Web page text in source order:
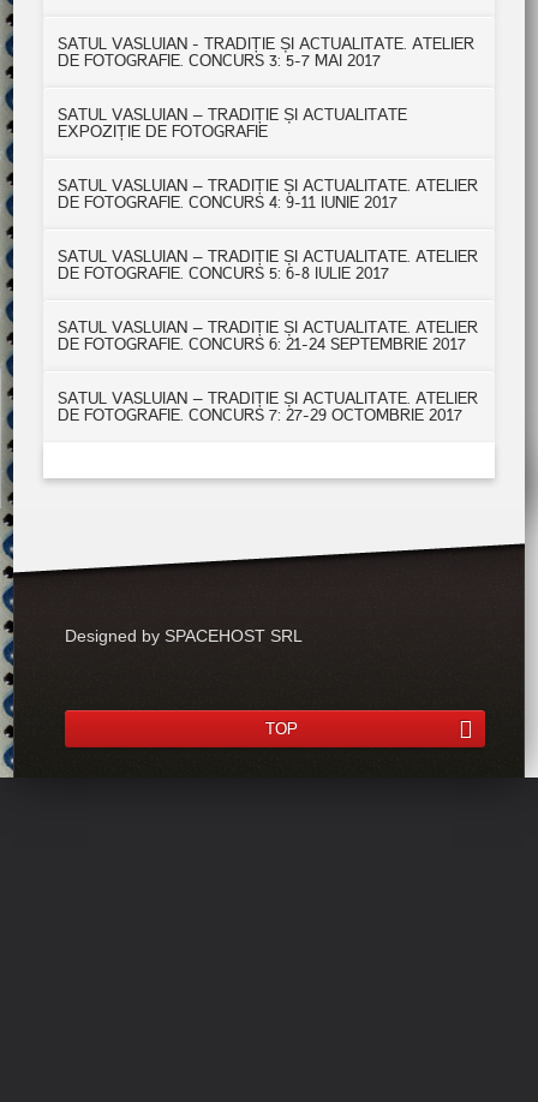
SATUL VASLUIAN - TRADIȚIE ȘI ACTUALITATE. ATELIER
DE FOTOGRAFIE. CONCURS 3: 5-7 MAI 2017
SATUL VASLUIAN – TRADIȚIE ȘI ACTUALITATE
EXPOZIȚIE DE FOTOGRAFIE
SATUL VASLUIAN – TRADIȚIE ȘI ACTUALITATE. ATELIER
DE FOTOGRAFIE. CONCURS 4: 9-11 IUNIE 2017
SATUL VASLUIAN – TRADIȚIE ȘI ACTUALITATE. ATELIER
DE FOTOGRAFIE. CONCURS 5: 6-8 IULIE 2017
SATUL VASLUIAN – TRADIȚIE ȘI ACTUALITATE. ATELIER
DE FOTOGRAFIE. CONCURS 6: 21-24 SEPTEMBRIE 2017
SATUL VASLUIAN – TRADIȚIE ȘI ACTUALITATE. ATELIER
DE FOTOGRAFIE. CONCURS 7: 27-29 OCTOMBRIE 2017
Designed by SPACEHOST SRL
TOP